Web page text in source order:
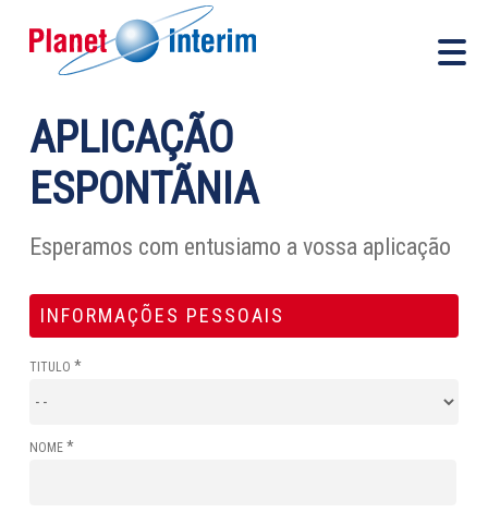
APLICAÇÃO
ESPONTÃNIA
Esperamos com entusiamo a vossa aplicação
INFORMAÇÕES PESSOAIS
TITULO *
NOME *